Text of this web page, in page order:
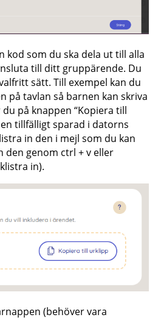
kod som du ska dela ut till alla
till ditt gruppärende. Du
sätt. Till exempel kan du
på tavlan så barnen kan skriva
på knappen “Kopiera till
tillfälligt sparad i datorns
in den i mejl som du kan
den genom ctrl + v eller
in).
(behöver vara